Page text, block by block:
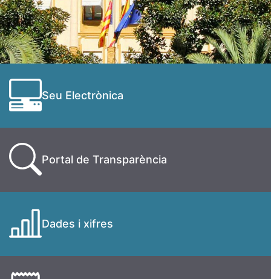
Seu Electrònica
Portal de Transparència
Dades i xifres